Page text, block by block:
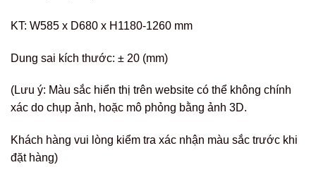
KT: W585 x D680 x H1180-1260 mm
Dung sai kích thước: ± 20 (mm)
(Lưu ý: Màu sắc hiển thị trên website có thể không chính
xác do chụp ảnh, hoặc mô phỏng bằng ảnh 3D.
Khách hàng vui lòng kiểm tra xác nhận màu sắc trước khi
đặt hàng)